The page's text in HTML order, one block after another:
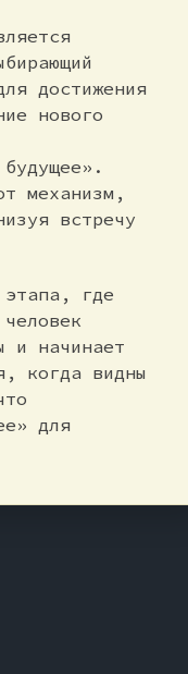
достижения
нового
механизм,
встречу
где
и начинает
когда видны
для